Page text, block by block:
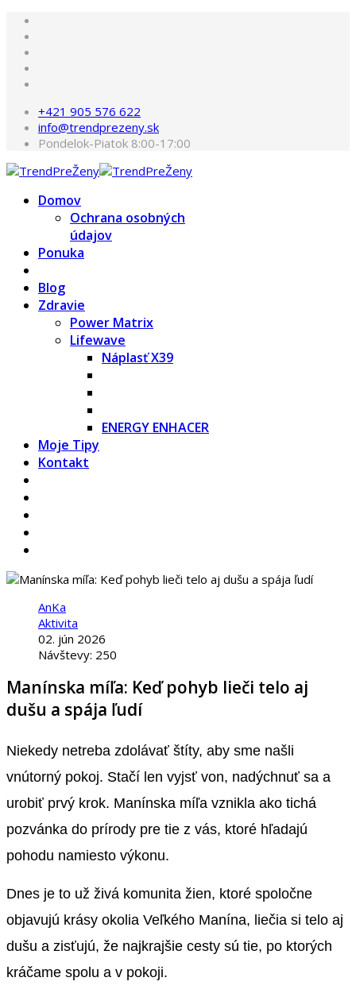
+421 905 576 622
info@trendprezeny.sk
Pondelok-Piatok 8:00-17:00
Domov
Ochrana osobných
údajov
Ponuka
Blog
Zdravie
Power Matrix
Lifewave
Náplasť X39
ENERGY ENHACER
Moje Tipy
Kontakt
AnKa
Aktivita
02. jún 2026
Návštevy: 250
Manínska míľa: Keď pohyb lieči telo aj
dušu a spája ľudí
Niekedy netreba zdolávať štíty, aby sme našli
vnútorný pokoj. Stačí len vyjsť von, nadýchnuť sa a
urobiť prvý krok. Manínska míľa vznikla ako tichá
pozvánka do prírody pre tie z vás, ktoré hľadajú
pohodu namiesto výkonu.
Dnes je to už živá komunita žien, ktoré spoločne
objavujú krásy okolia Veľkého Manína, liečia si telo aj
dušu a zisťujú, že najkrajšie cesty sú tie, po ktorých
kráčame spolu a v pokoji.